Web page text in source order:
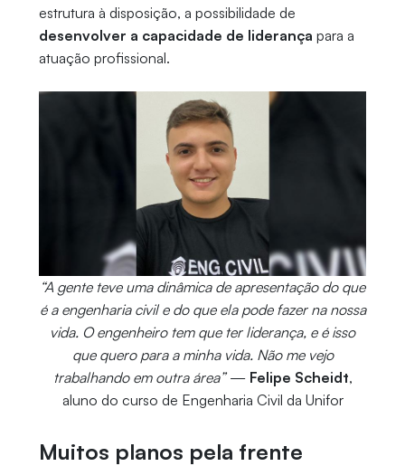
estrutura à disposição, a possibilidade de
desenvolver a capacidade de liderança para a
atuação profissional.
“A gente teve uma dinâmica de apresentação do que
é a engenharia civil e do que ela pode fazer na nossa
vida. O engenheiro tem que ter liderança, e é isso
que quero para a minha vida. Não me vejo
trabalhando em outra área”— Felipe Scheidt,
aluno do curso de Engenharia Civil da Unifor
Muitos planos pela frente